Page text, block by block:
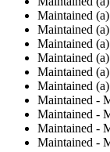
Maintained
Maintained
Maintained
Maintained
Maintained
Maintained
Maintained -
Maintained -
Maintained -
Maintained -